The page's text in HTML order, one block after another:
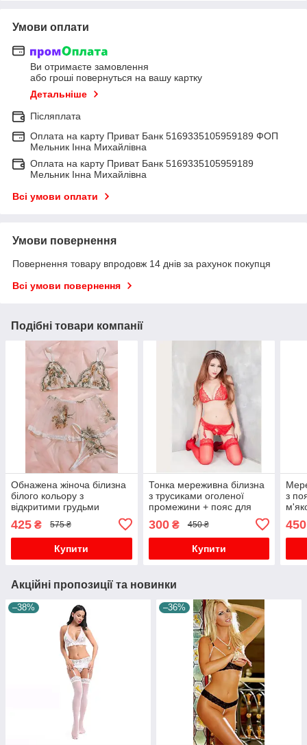
Умови оплати
Ви отримаєте замовлення
або гроші повернуться на вашу картку
Детальніше
Післяплата
Оплата на карту Приват Банк 5169335105959189 ФОП
Мельник Інна Михайлівна
Оплата на карту Приват Банк 5169335105959189
Мельник Інна Михайлівна
Всі умови оплати
Умови повернення
Повернення товару впродовж 14 днів за рахунок покупця
Всі умови повернення
Подібні товари компанії
Обнажена жіноча білизна
білого кольору з
відкритими грудьми
425 ₴ 575 ₴
Купити
Тонка мереживна білизна
з трусиками оголеної
промежини + пояс для
300₴ 450 ₴
Купити
з
450
Акційні пропозиції та новинки
–38% –36%